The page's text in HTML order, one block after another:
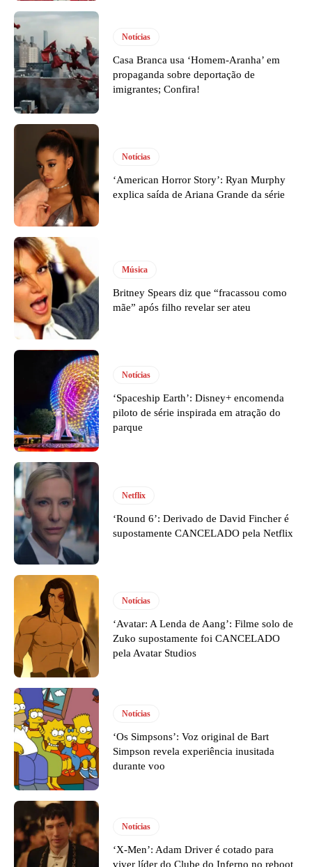
Notícias
Casa Branca usa ‘Homem-Aranha’ em
propaganda sobre deportação de
imigrantes; Confira!
Notícias
‘American Horror Story’: Ryan Murphy
explica saída de Ariana Grande da série
Música
Britney Spears diz que “fracassou como
mãe” após filho revelar ser ateu
Notícias
‘Spaceship Earth’: Disney+ encomenda
piloto de série inspirada em atração do
parque
Netflix
‘Round 6’: Derivado de David Fincher é
supostamente CANCELADO pela Netflix
Notícias
‘Avatar: A Lenda de Aang’: Filme solo de
Zuko supostamente foi CANCELADO
pela Avatar Studios
Notícias
‘Os Simpsons’: Voz original de Bart
Simpson revela experiência inusitada
durante voo
Notícias
‘X-Men’: Adam Driver é cotado para
viver líder do Clube do Inferno no reboot